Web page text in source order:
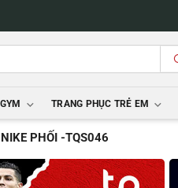
TRANG PHỤC TRẺ EM
PHỐI -TQS046